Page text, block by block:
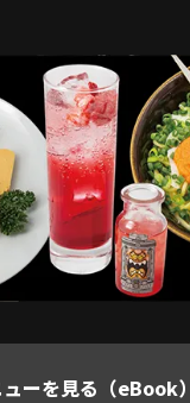
ーを見る（eBook）